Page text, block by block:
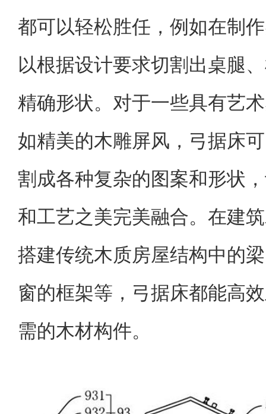
都可以轻松胜任，例如在制
以根据设计要求切割出桌腿
精确形状。对于一些具有艺
如精美的木雕屏风，弓据床
割成各种复杂的图案和形状
和工艺之美完美融合。在建
搭建传统木质房屋结构中的
窗的框架等，弓据床都能高
需的木材构件。